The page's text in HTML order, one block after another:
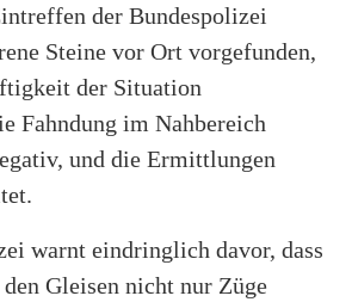
der Bundespolizei
Steine vor Ort vorgefunden,
der Situation
Fahndung im Nahbereich
und die Ermittlungen
warnt eindringlich davor, dass
Gleisen nicht nur Züge